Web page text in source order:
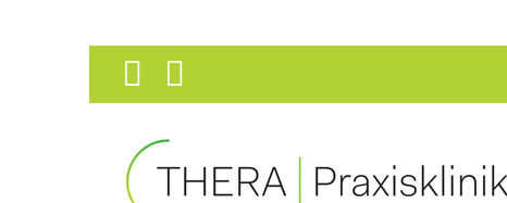
Facebook